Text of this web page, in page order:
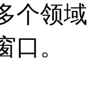
个领
口。